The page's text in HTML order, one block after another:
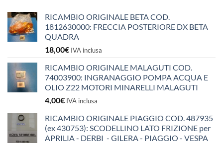
RICAMBIO ORIGINALE BETA COD.
1812630000: FRECCIA POSTERIORE DX BETA
QUADRA
18,00€ IVA inclusa
RICAMBIO ORIGINALE MALAGUTI COD.
74003900: INGRANAGGIO POMPA ACQUA E
OLIO Z22 MOTORI MINARELLI MALAGUTI
4,00€ IVA inclusa
RICAMBIO ORIGINALE PIAGGIO COD. 487935
(ex 430753): SCODELLINO LATO FRIZIONE per
APRILIA - DERBI - GILERA - PIAGGIO - VESPA